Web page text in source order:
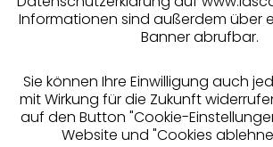
Informationen sind außerdem über
Banner abrufbar.
Sie können Ihre Einwilligung auch
mit Wirkung für die Zukunft
auf den Button "Cookie-
Website und "Cookies